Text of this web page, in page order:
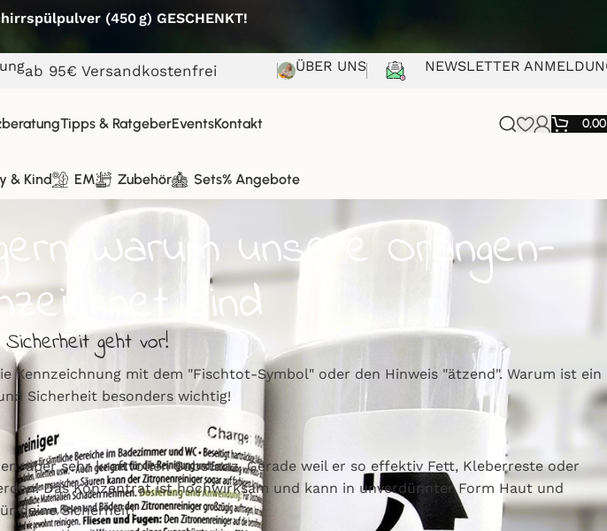
(450 g) GESCHENKT!
ab 95€ Versandkostenfrei ÜBER UNS NEWSLETTER
Tipps & RatgeberEventsKontakt
& Kind EM Zubehör Sets% Angebote
Warum unsere Orangen-
sind
geht vor!
mit dem "Fischtot-Symbol" oder den Hinweis "ätzend". Warum ist ein
Sicherheit besonders wichtig!
aber sehr kraftvollen Substanz. Gerade weil er so effektiv Fett, Kleberreste oder
Das Konzentrat ist hochwirksam und kann in unverdünnter Form Haut und
deine Sicherheit!